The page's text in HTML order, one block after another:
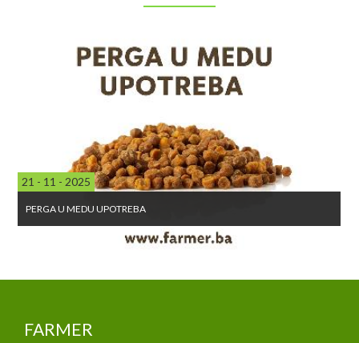
21 - 11 - 2025
PERGA U MEDU UPOTREBA
FARMER